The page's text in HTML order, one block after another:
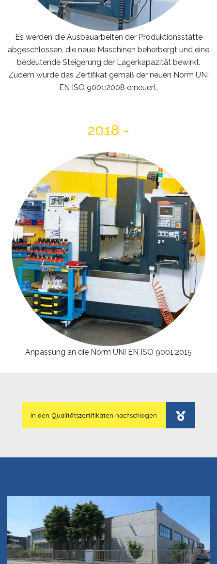
Es werden die Ausbauarbeiten der Produktionsstätte
abgeschlossen, die neue Maschinen beherbergt und eine
bedeutende Steigerung der Lagerkapazität bewirkt.
Zudem wurde das Zertifikat gemäß der neuen Norm UNI
EN ISO 9001:2008 erneuert.
2018 -
Anpassung an die Norm UNI EN ISO 9001:2015
In den Qualitätszertifikaten nachschlagen